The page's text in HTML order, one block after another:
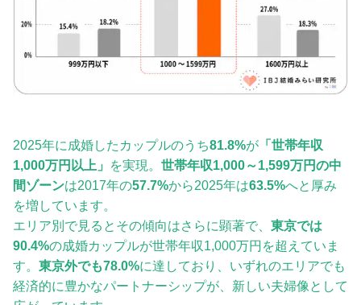
2025年に成婚したカップルのうち81.8%が 「世帯年収
1,000万円以上」 を実現。 世帯年収1,000～1,599万円の中
間ゾーンは2017年の57.7%から2025年は63.5%へと厚み
を増しています。
エリア別で見るとその傾向はさらに顕著で、 東京では
90.4%の成婚カップルが世帯年収1,000万円を超えていま
す。 東京外でも78.0%に達しており、いずれのエリアでも
経済的に豊かなパートナーシップが、新しい夫婦像として